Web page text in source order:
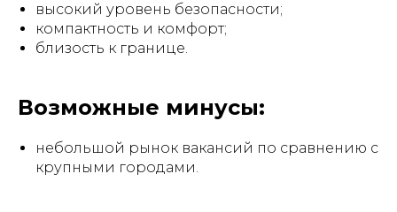
высокий уровень безопасности;
компактность и комфорт;
близость к границе.
Возможные минусы:
небольшой рынок вакансий по сравнению с
крупными городами.